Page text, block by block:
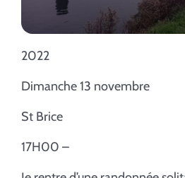
2022
Dimanche 13 novembre
St Brice
17H00 –